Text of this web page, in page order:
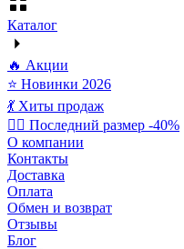
Каталог
🔥 Акции
⭐ Новинки 2026
💃 Хиты продаж
🏃‍♀️ Последний размер -40%
О компании
Контакты
Доставка
Оплата
Обмен и возврат
Отзывы
Блог